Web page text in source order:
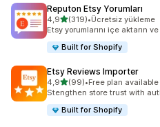
Reputon Etsy Yorumları
4,95 yıldız üzerinden
(319)
toplam 319 değerlendirme
•Ücretsiz yükleme
Etsy yorumlarını içe aktarın
Built for Shopify
Etsy Reviews Importer
4,95 yıldız üzerinden
(99)
toplam 99 değerlendirme
•Free plan available
Stengthen store trust with
Built for Shopify